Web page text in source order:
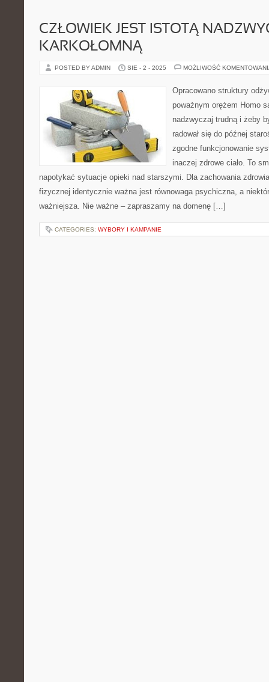
CZŁOWIEK JEST ISTOTĄ
KARKOŁOMNĄ
POSTED BY ADMIN SIE - 2 - 2025 MOŻLIWOŚĆ
Opracowano struktury
poważnym orężem Homo
nadzwyczaj trudną i żeby
radował się do późnej
zgodne funkcjonowanie
inaczej zdrowe ciało. To
napotykać sytuacje opieki nad starszymi. Dla zachowania
fizycznej identycznie ważna jest równowaga psychiczna, a
ważniejsza. Nie ważne – zapraszamy na domenę […]
CATEGORIES: WYBORY I KAMPANIE